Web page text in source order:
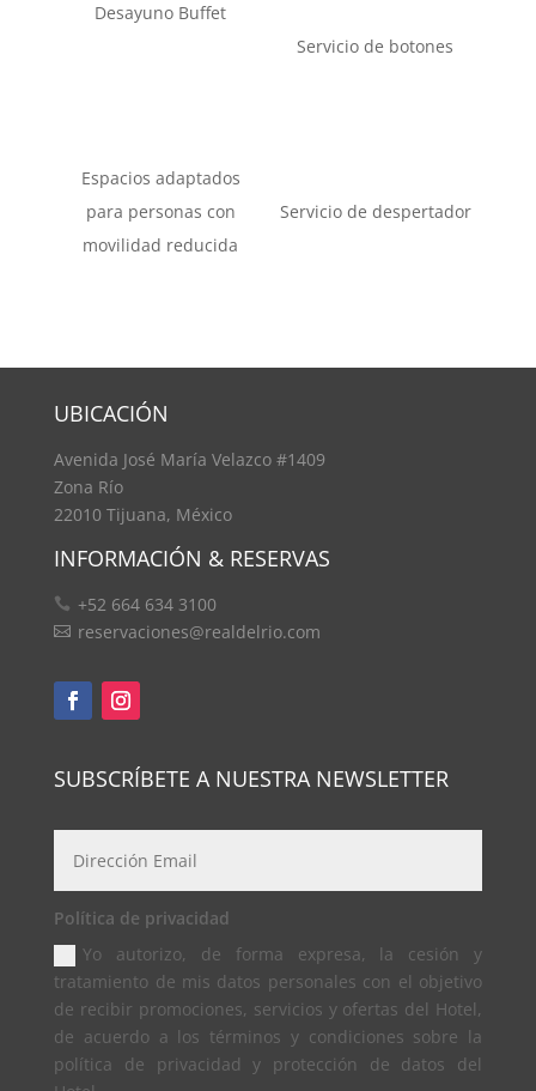
Desayuno Buffet
Espacios adaptados
para personas con
movilidad reducida
Servicio de botones
Servicio de despertador
UBICACIÓN
Avenida José María Velazco #1409
Zona Río
22010 Tijuana, México
INFORMACIÓN & RESERVAS
+52 664 634 3100
reservaciones@realdelrio.com
SUBSCRÍBETE A NUESTRA NEWSLETTER
Política de privacidad
Yo autorizo, de forma expresa, la cesión y
tratamiento de mis datos personales con el objetivo
de recibir promociones, servicios y ofertas del Hotel,
de acuerdo a los términos y condiciones sobre la
política de privacidad y protección de datos del